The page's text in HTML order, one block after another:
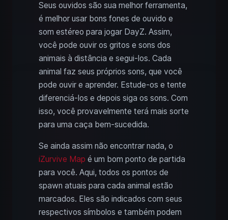
Seus ouvidos são sua melhor ferramenta,
é melhor usar bons fones de ouvido e
som estéreo para jogar DayZ. Assim,
você pode ouvir os gritos e sons dos
animais à distância e segui-los. Cada
animal faz seus próprios sons, que você
pode ouvir e aprender. Estude-os e tente
diferenciá-los e depois siga os sons. Com
isso, você provavelmente terá mais sorte
para uma caça bem-sucedida.
Se ainda assim não encontrar nada, o
iZurvive Map é um bom ponto de partida
para você. Aqui, todos os pontos de
spawn atuais para cada animal estão
marcados. Eles são indicados com seus
respectivos símbolos e também podem